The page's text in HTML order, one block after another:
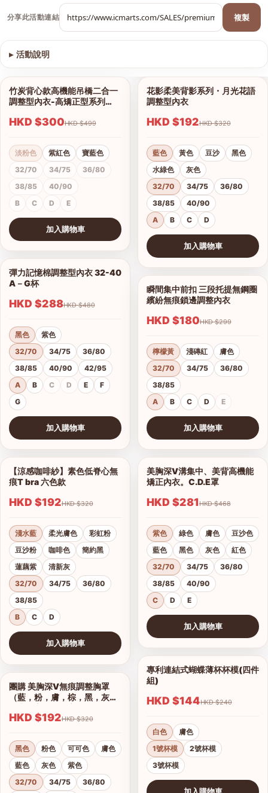
分享此活動連結 複製
▸ 活動說明
1/13
查看圖片
竹炭背心款高機能吊橋二合一
調整型內衣-高矯正型系列
HKD $300 HKD $499
淡粉色 紫紅色
寶藍色
32/70
34/75
36/80
38/85
40/90
B
C D E
加入購物車
1/18
查看圖片
彈力記憶棉調整型內衣 32-40
A－G杯
HKD $288 HKD $480
黑色
紫色
32/70
34/75
36/80
38/85
40/90
42/95
A
B C D E
F
G
加入購物車
1/18
查看圖片
【涼感咖啡紗】素色低脊心無
痕T bra 六色款
HKD $192 HKD $320
淺水藍 柔光膚色
彩虹粉
豆沙粉
咖啡色
簡約黑
蓮藕紫
清新灰
32/70
34/75
36/80
38/85
B
C D
加入購物車
1/17
查看圖片
團購 美胸深V無痕調整胸罩
（藍，粉，膚，棕，黑，灰）
HKD $192 HKD $320
黑色 粉色 可可色
膚色
藍色
灰色
紫色
32/70
34/75 36/80
1/18
花影柔美背影系列・月光花語
調整型內衣
HKD $192 HKD $320
藍色 黃色 豆沙
黑色
水綠色
灰色
32/70
34/75
36/80
38/85
40/90
A
B C D
加入購物車
1/9
查看圖片
瞬間集中前扣 三段托提無鋼圈
繽紛無痕鎖邊調整內衣
HKD $180 HKD $299
檸檬黃 淺磚紅
膚色
32/70
34/75
36/80
38/85
A
B C D E
加入購物車
1/16
查看圖片
美胸深V溝集中、美背高機能
矯正內衣。C.D.E罩
HKD $281 HKD $468
紫色 綠色 膚色
豆沙色
藍色
黑色 灰色
紅色
32/70
34/75
36/80
38/85
40/90
C
D E
加入購物車
1/2
查看圖片
專利連結式蝴蝶薄杯杯模(四件
組)
HKD $144 HKD $240
白色
膚色
1號杯模
2號杯模
3號杯模